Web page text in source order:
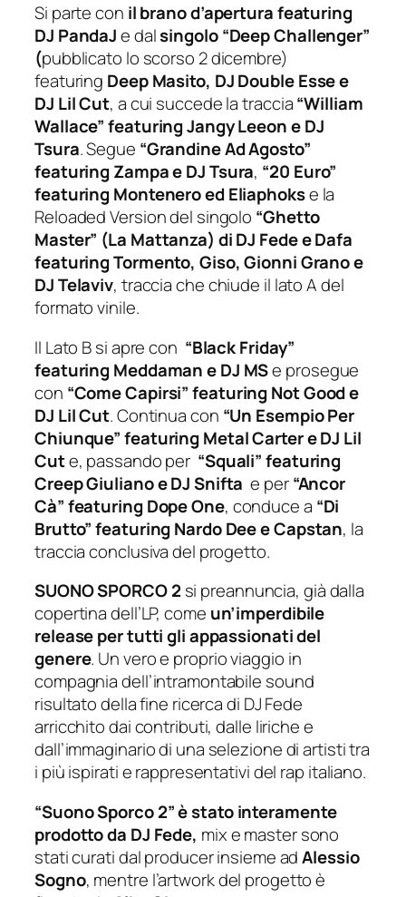
Si parte con il brano d’apertura featuring
DJ PandaJe dalsingolo “Deep Challenger”
(pubblicato lo scorso 2 dicembre)
featuring Deep Masito, DJ Double Esse e
DJ Lil Cut, a cui succede la traccia“William
Wallace” featuring Jangy Leeon e DJ
Tsura. Segue “Grandine Ad Agosto”
featuring Zampa e DJ Tsura, “20 Euro”
featuring Montenero ed Eliaphokse la
Reloaded Version del singolo “Ghetto
Master” (La Mattanza) di DJ Fede e Dafa
featuring Tormento, Giso, Gionni Grano e
DJ Telaviv, traccia che chiude il lato A del
formato vinile.
Il Lato B si apre con “Black Friday”
featuring Meddaman e DJ MSe prosegue
con “Come Capirsi” featuring Not Good e
DJ Lil Cut. Continua con “Un Esempio Per
Chiunque” featuring Metal Carter e DJ Lil
Cute, passando per “Squali” featuring
Creep Giuliano e DJ Snifta e per“Ancor
Cà” featuring Dope One, conduce a “Di
Brutto” featuring Nardo Dee e Capstan, la
traccia conclusiva del progetto.
SUONO SPORCO 2 si preannuncia, già dalla
copertina dell’LP, come un’imperdibile
release per tutti gli appassionati del
genere. Un vero e proprio viaggio in
compagnia dell’intramontabile sound
risultato della fine ricerca di DJ Fede
arricchito dai contributi, dalle liriche e
dall’immaginario di una selezione di artisti tra
i più ispirati e rappresentativi del rap italiano.
“Suono Sporco 2”è stato interamente
prodotto da DJ Fede, mix e master sono
stati curati dal producer insieme adAlessio
Sogno, mentre l’artwork del progetto è